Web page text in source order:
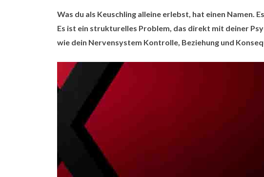
Was du als Keuschling alleine erlebst, hat einen Namen.
Es ist ein strukturelles Problem, das direkt mit deiner
wie dein Nervensystem Kontrolle, Beziehung und